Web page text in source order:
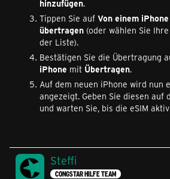
hinzufügen.
Tippen Sie auf Von einem
übertragen (oder wählen Sie
der Liste).
Bestätigen Sie die Übertragung
iPhone mit Übertragen.
Auf dem neuen iPhone wird nun
angezeigt. Geben Sie diesen auf
und warten Sie, bis die eSIM
Steffi
CONGSTAR HILFE TEAM